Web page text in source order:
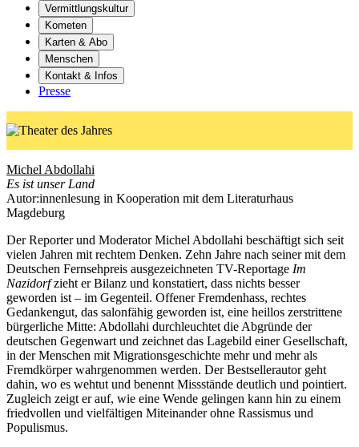
Vermittlungskultur
Kometen
Karten & Abo
Menschen
Kontakt & Infos
Presse
Michel Abdollahi
Es ist unser Land
Autor:innenlesung in Kooperation mit dem Literaturhaus
Magdeburg
Der Reporter und Moderator Michel Abdollahi beschäftigt sich seit
vielen Jahren mit rechtem Denken. Zehn Jahre nach seiner mit dem
Deutschen Fernsehpreis ausgezeichneten TV-Reportage Im
Nazidorfzieht er Bilanz und konstatiert, dass nichts besser
geworden ist – im Gegenteil. Offener Fremdenhass, rechtes
Gedankengut, das salonfähig geworden ist, eine heillos zerstrittene
bürgerliche Mitte: Abdollahi durchleuchtet die Abgründe der
deutschen Gegenwart und zeichnet das Lagebild einer Gesellschaft,
in der Menschen mit Migrationsgeschichte mehr und mehr als
Fremdkörper wahrgenommen werden. Der Bestsellerautor geht
dahin, wo es wehtut und benennt Missstände deutlich und pointiert.
Zugleich zeigt er auf, wie eine Wende gelingen kann hin zu einem
friedvollen und vielfältigen Miteinander ohne Rassismus und
Populismus.